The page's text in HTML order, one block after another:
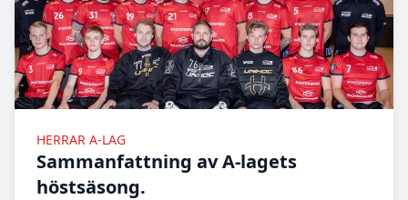
HERRAR A-LAG
Sammanfattning av A-lagets
höstsäsong.